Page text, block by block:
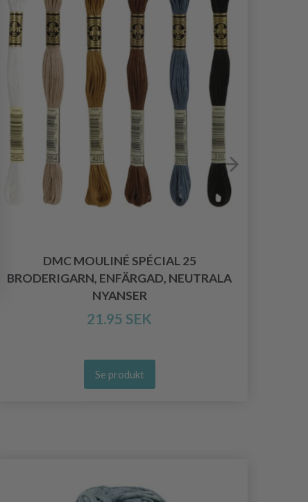
DMC MOULINÉ SPÉCIAL 25
BRODERIGARN, ENFÄRGAD, NEUTRALA
NYANSER
21.95 SEK
Se produkt